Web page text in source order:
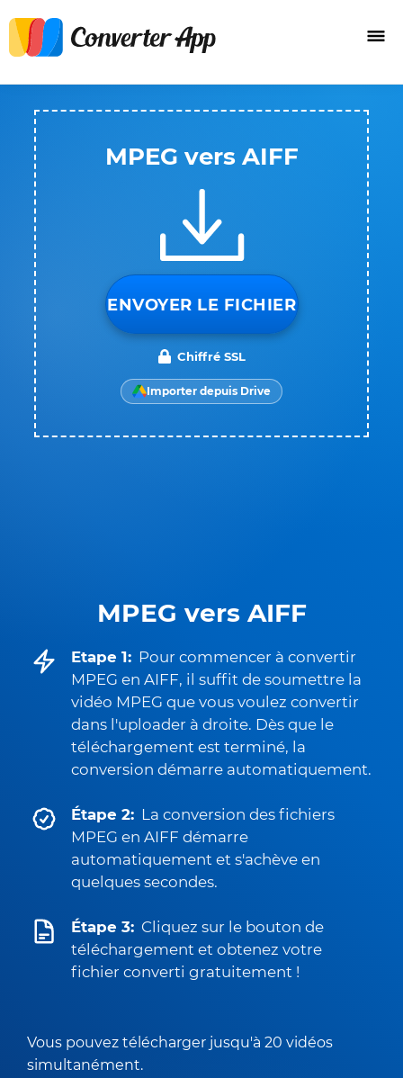
MPEG vers AIFF
Etape 1: Pour commencer à convertir
MPEG en AIFF, il suffit de soumettre la
vidéo MPEG que vous voulez convertir
dans l'uploader à droite. Dès que le
téléchargement est terminé, la
conversion démarre automatiquement.
Étape 2: La conversion des fichiers
MPEG en AIFF démarre
automatiquement et s'achève en
quelques secondes.
Étape 3: Cliquez sur le bouton de
téléchargement et obtenez votre
fichier converti gratuitement !
Vous pouvez télécharger jusqu'à 20 vidéos
simultanément.
MPEG vers AIFF
ENVOYER LE FICHIER
Chiffré SSL
Importer depuis Drive